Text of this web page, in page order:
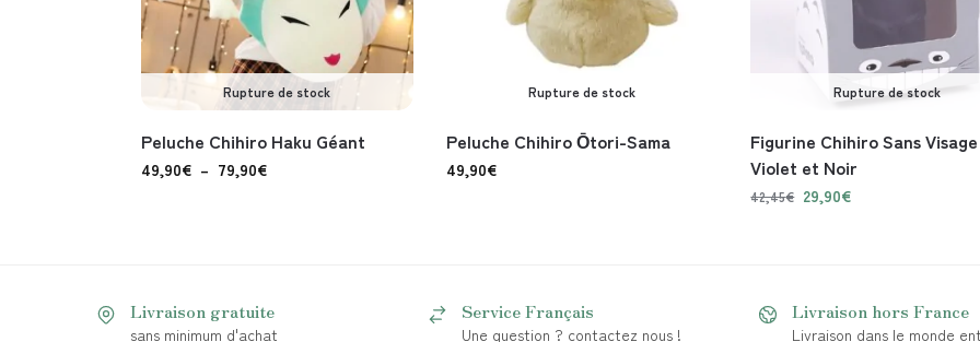
Rupture de stock
Peluche Chihiro Haku Géant
49,90€ – 79,90€
Rupture de stock
Peluche Chihiro Ōtori-Sama
49,90€
Rupture de stock
Figurine Chihiro Sans Visage
Violet et Noir
42,45€ 29,90€
Livraison gratuite
sans minimum d'achat
Service Français
Une question ? contactez nous !
Livraison hors France
Livraison dans le monde